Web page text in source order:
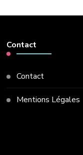
Contact
Contact
Mentions Légales